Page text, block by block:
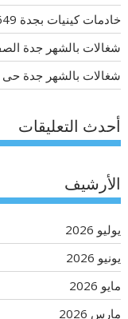
خادمات كينيات بجدة 0577265649
شغالات بالشهر جدة الصفا
شغالات بالشهر جدة حى المروه
أحدث التعليقات
الأرشيف
يوليو 2026
يونيو 2026
مايو 2026
مارس 2026